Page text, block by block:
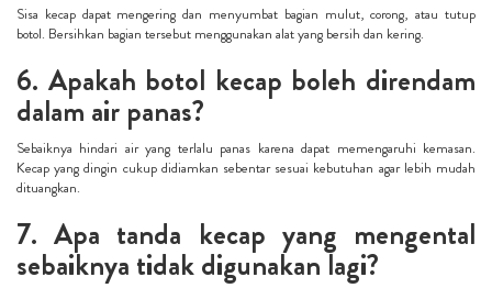
Sisa kecap dapat mengering dan menyumbat bagian mulut, corong, atau tutup
botol. Bersihkan bagian tersebut menggunakan alat yang bersih dan kering.
6. Apakah botol kecap boleh direndam
dalam air panas?
Sebaiknya hindari air yang terlalu panas karena dapat memengaruhi kemasan.
Kecap yang dingin cukup didiamkan sebentar sesuai kebutuhan agar lebih mudah
dituangkan.
7. Apa tanda kecap yang mengental
sebaiknya tidak digunakan lagi?